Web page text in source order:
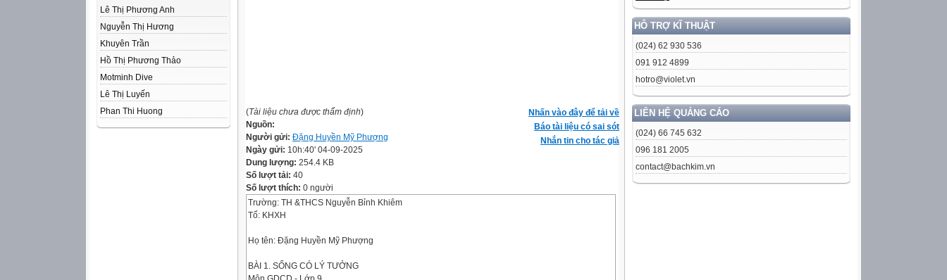
Lê Thị Phương Anh
Nguyễn Thị Hương
Khuyên Trần
Hồ Thị Phương Thảo
Motminh Dive
Lê Thị Luyến
Phan Thi Huong
HỖ TRỢ KĨ THUẬT
(024) 62 930 536
091 912 4899
hotro@violet.vn
LIÊN HỆ QUẢNG CÁO
(024) 66 745 632
096 181 2005
contact@bachkim.vn
Nhấn vào đây để tải về
Báo tài liệu có sai sót
Nhắn tin cho tác giả
(Tài liệu chưa được thẩm định)
Nguồn:
Người gửi: Đặng Huyền Mỹ Phượng
Ngày gửi: 10h:40' 04-09-2025
Dung lượng: 254.4 KB
Số lượt tải: 40
Số lượt thích: 0 người
Trường: TH &THCS Nguyễn Bỉnh Khiêm
Tổ: KHXH
Họ tên: Đặng Huyền Mỹ Phượng
BÀI 1. SỐNG CÓ LÝ TƯỞNG